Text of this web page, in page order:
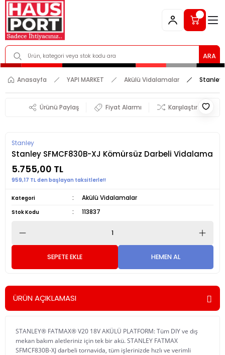
ARA
Anasayfa YAPI MARKET Akülü Vidalamalar Stanley
Ürünü Paylaş Fiyat Alarmı Karşılaştır
Stanley
Stanley SFMCF830B-XJ Kömürsüz Darbeli Vidalama
5.755,00 TL
959,17 TL den başlayan taksitlerle!!
Kategori Akülü Vidalamalar
Stok Kodu 113837
SEPETE EKLE HEMEN AL
ÜRÜN AÇIKLAMASI
STANLEY® FATMAX® V20 18V AKÜLÜ PLATFORM: Tüm DIY ve dış
mekan bakım aletleriniz için tek bir akü. STANLEY FATMAX
SFMCF830B-XJ darbeli tornavida, tüm işlerinizde hızlı ve verimli